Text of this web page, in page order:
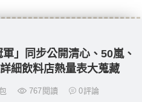
」同步公開清心、50嵐、
細飲料店熱量表大蒐藏
767 閱讀 0評論